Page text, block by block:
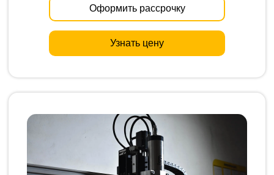
Оформить рассрочку
Узнать цену